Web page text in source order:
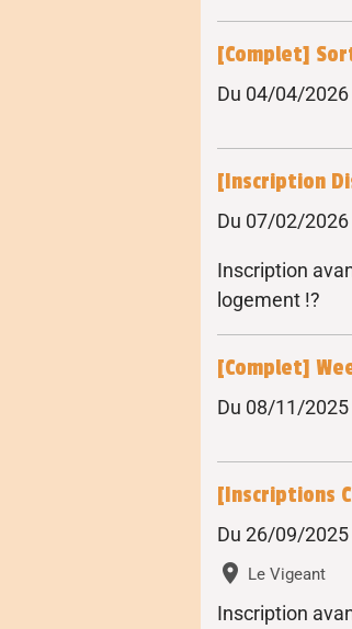
[Complet]
Du 04/04/2026
[Inscription
Du 07/02/2026
Inscription
logement !?
[Complet]
Du 08/11/2025
[Inscriptions
Du 26/09/2025
Le Vigeant
Inscription